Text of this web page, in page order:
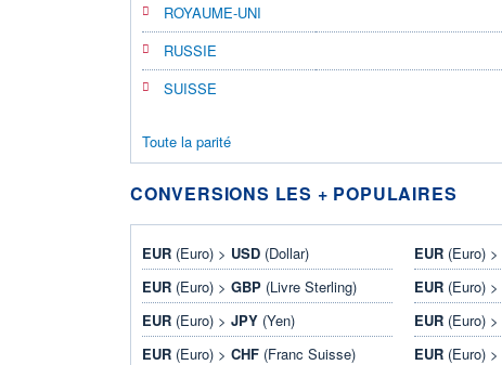
ROYAUME-UNI
RUSSIE
SUISSE
Toute la parité
CONVERSIONS LES + POPULAIRES
EUR (Euro) > USD (Dollar)
EUR (Euro) > GBP (Livre Sterling)
EUR (Euro) > JPY (Yen)
EUR (Euro) > CHF (Franc Suisse)
EUR(Euro) >
EUR(Euro) >
EUR(Euro) >
EUR(Euro) >